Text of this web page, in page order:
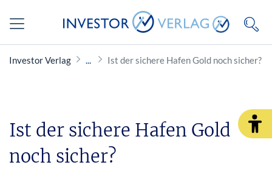
Investor Verlag Ist der sichere Hafen Gold noch sicher?
Ist der sichere Hafen Gold
noch sicher?